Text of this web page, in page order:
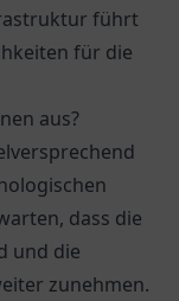
führt
für die
aus?
dass die
und die
zunehmen.